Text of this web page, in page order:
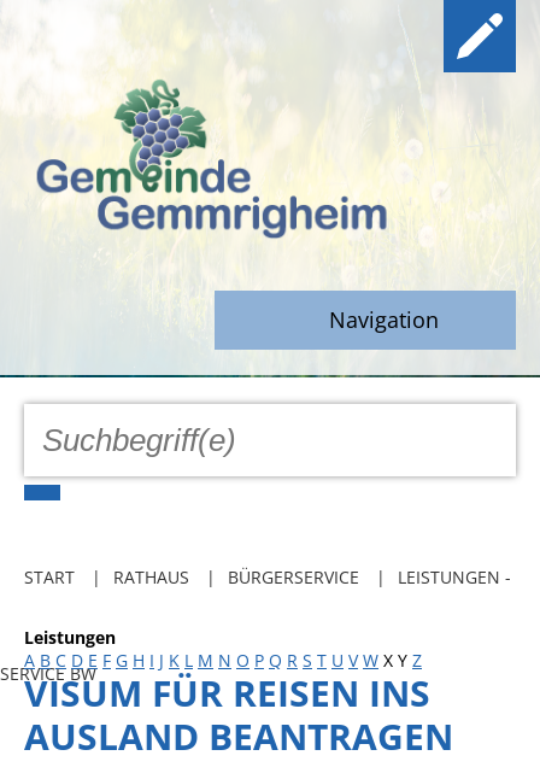
Navigation
GEMEINDE
Freibadkarten
Social Media
Parkraumkonzept
Ladeinfrastruktur
START RATHAUS BÜRGERSERVICE LEISTUNGEN -
SERVICE BW
Leistungen
A B C D E F G H I J K L M N O P Q R S T U V W X Y Z
VISUM FÜR REISEN INS
AUSLAND BEANTRAGEN